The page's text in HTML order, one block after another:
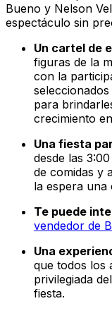
Bueno y Nelson
espectáculo sin
Un cartel de
figuras de la
con la
para
crecimiento
Una fiesta
desde las
de comidas y
la espera una
Te puede
vendedor de
Una
que todos los
privilegiada
fiesta.